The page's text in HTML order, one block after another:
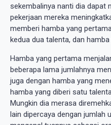
sekembalinya nanti dia dapat
pekerjaan mereka
memberi hamba yang
kedua dua talenta, dan
Hamba yang pertama
beberapa lama jumlahnya
juga dengan hamba yang
hamba yang diberi satu
Mungkin dia merasa
lain dipercaya dengan jumlah